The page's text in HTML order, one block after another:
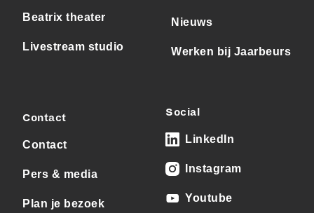
Beatrix theater
Livestream studio
Nieuws
Werken bij Jaarbeurs
Contact
Contact
Pers & media
Plan je bezoek
Social
LinkedIn
Instagram
Youtube